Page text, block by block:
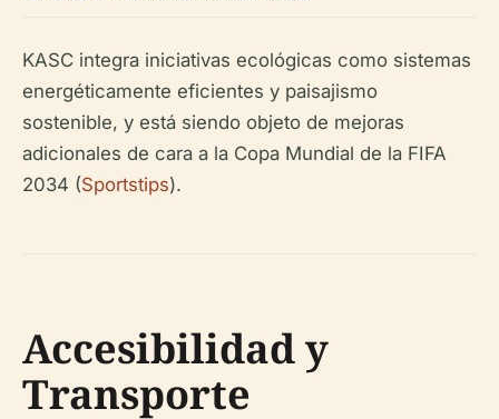
KASC integra iniciativas ecológicas como sistemas
energéticamente eficientes y paisajismo
sostenible, y está siendo objeto de mejoras
adicionales de cara a la Copa Mundial de la FIFA
2034 (Sportstips).
Accesibilidad y
Transporte